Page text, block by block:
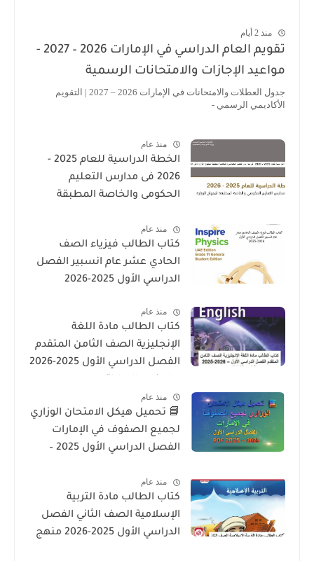
منذ 2 أيام
تقويم العام الدراسي في الإمارات 2026 – 2027 -
مواعيد الإجازات والامتحانات الرسمية
جدول العطلات والامتحانات في الإمارات 2026 – 2027 | التقويم
الأكاديمي الرسمي -
منذ عام
الخطة الدراسية للعام 2025 -
2026 فى مدارس التعليم
الحكومى والخاصة المطبقة
منذ عام
كتاب الطالب فيزياء الصف
الحادي عشر عام انسبير الفصل
الدراسي الأول 2025-2026
منذ عام
كتاب الطالب مادة اللغة
الإنجليزية الصف الثامن المتقدم
الفصل الدراسي الأول 2025-2026
منذ عام
📘 تحميل هيكل الامتحان الوزاري
لجميع الصفوف في الإمارات
الفصل الدراسي الأول 2025 –
منذ عام
كتاب الطالب مادة التربية
الإسلامية الصف الثاني الفصل
الدراسي الأول 2025-2026 منهج